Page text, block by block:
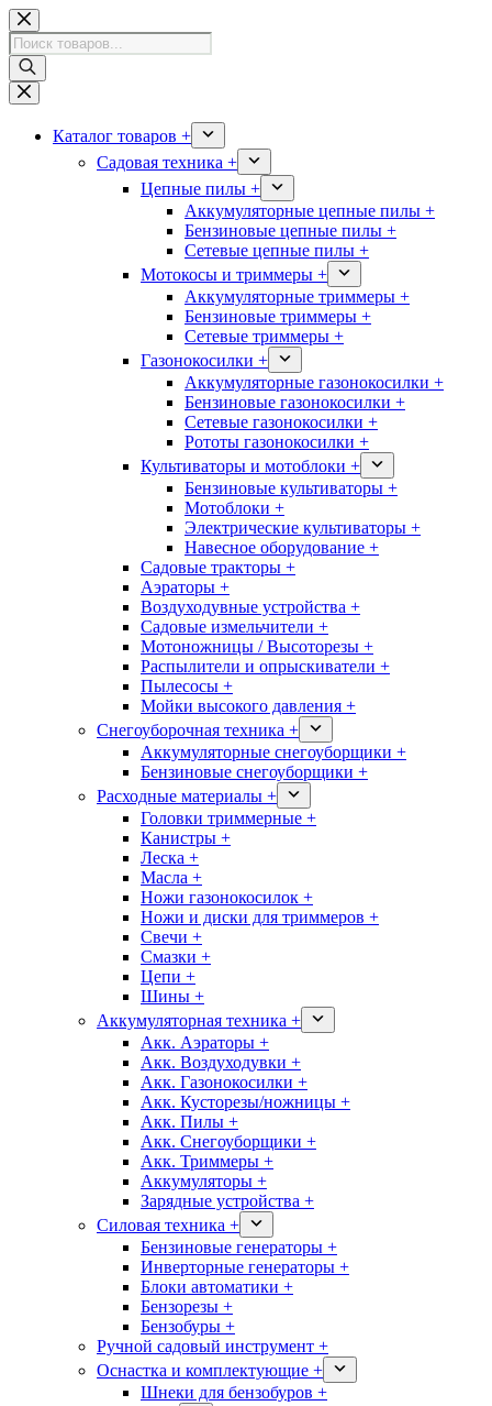
Перейти
к
сути
Поиск
товаров
Каталог товаров +
Садовая техника +
Цепные пилы +
Аккумуляторные цепные пилы +
Бензиновые цепные пилы +
Сетевые цепные пилы +
Мотокосы и триммеры +
Аккумуляторные триммеры +
Бензиновые триммеры +
Сетевые триммеры +
Газонокосилки +
Аккумуляторные газонокосилки +
Бензиновые газонокосилки +
Сетевые газонокосилки +
Рототы газонокосилки +
Культиваторы и мотоблоки +
Бензиновые культиваторы +
Мотоблоки +
Электрические культиваторы +
Навесное оборудование +
Садовые тракторы +
Аэраторы +
Воздуходувные устройства +
Садовые измельчители +
Мотоножницы / Высоторезы +
Распылители и опрыскиватели +
Пылесосы +
Мойки высокого давления +
Снегоуборочная техника +
Аккумуляторные снегоуборщики +
Бензиновые снегоуборщики +
Расходные материалы +
Головки триммерные +
Канистры +
Леска +
Масла +
Ножи газонокосилок +
Ножи и диски для триммеров +
Свечи +
Смазки +
Цепи +
Шины +
Аккумуляторная техника +
Акк. Аэраторы +
Акк. Воздуходувки +
Акк. Газонокосилки +
Акк. Кусторезы/ножницы +
Акк. Пилы +
Акк. Снегоуборщики +
Акк. Триммеры +
Аккумуляторы +
Зарядные устройства +
Силовая техника +
Бензиновые генераторы +
Инверторные генераторы +
Блоки автоматики +
Бензорезы +
Бензобуры +
Ручной садовый инструмент +
Оснастка и комплектующие +
Шнеки для бензобуров +